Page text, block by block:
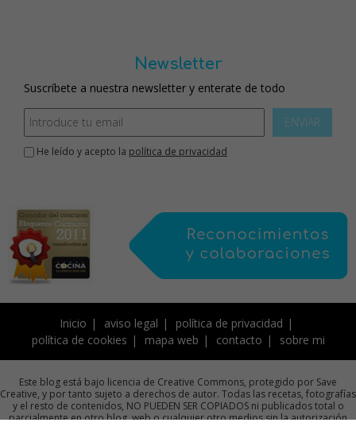
Newsletter
Suscríbete a nuestra newsletter y enterate de todo
ENVIAR
He leído y acepto la política de privacidad
Inicio aviso legal
política de privacidad
política de cookies
mapa web contacto sobre mi
Este blog está bajo licencia de Creative Commons, protegido por Save
Creative, y por tanto sujeto a derechos de autor. Todas las recetas, fotografías
y el resto de contenidos, NO PUEDEN SER COPIADOS ni publicados total o
parcialmente en otro blog, web o cualquier otro medios sin la autorización